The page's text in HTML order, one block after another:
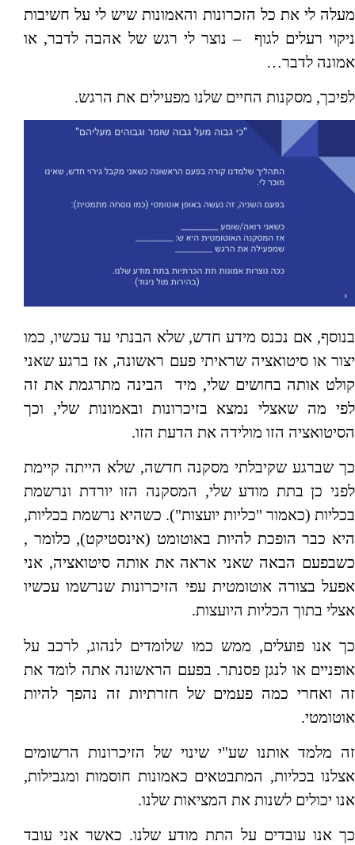
מעלה לי את כל הזכרונות והאמונות שיש לי על חשיבות
ניקוי רעלים לגוף – נוצר לי רגש של אהבה לדבר, או
אמונה לדבר…
לפיכך, מסקנות החיים שלנו מפעילים את הרגש.
בנוסף, אם נכנס מידע חדש, שלא הבנתי עד עכשיו, כמו
יצור או סיטואציה שראיתי פעם ראשונה, אז ברגע שאני
קולט אותה בחושים שלי, מיד הבינה מתרגמת את זה
לפי מה שאצלי נמצא בזיכרונות ובאמונות שלי, וכך
הסיטואציה הזו מולידה את הדעת הזו.
כך שברגע שקיבלתי מסקנה חדשה, שלא הייתה קיימת
לפני כן בתת מודע שלי, המסקנה הזו יורדת ונרשמת
בכליות (כאמור "כליות יועצות"). כשהיא נרשמת בכליות,
היא כבר הופכת להיות באוטומט (אינסטיקט), כלומר ,
כשבפעם הבאה שאני אראה את אותה סיטואציה, אני
אפעל בצורה אוטומטית עפי הזיכרונות שנרשמו עכשיו
אצלי בתוך הכליות היועצות.
כך אנו פועלים, ממש כמו שלומדים לנהוג, לרכב על
אופניים או לנגן פסנתר. בפעם הראשונה אתה לומד את
זה ואחרי כמה פעמים של חזרתיות זה נהפך להיות
אוטומטי.
זה מלמד אותנו שע"י שינוי של הזיכרונות הרשומים
אצלנו בכליות, המתבטאים כאמונות חוסמות ומגבילות,
אנו יכולים לשנות את המציאות שלנו.
כך אנו עובדים על התת מודע שלנו. כאשר אני עובד